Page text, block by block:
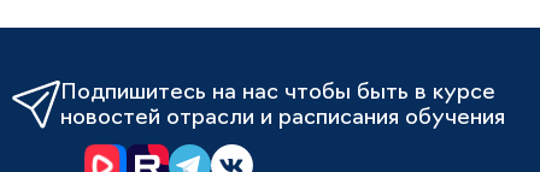
Подпишитесь на нас чтобы быть в курсе
новостей отрасли и расписания обучения